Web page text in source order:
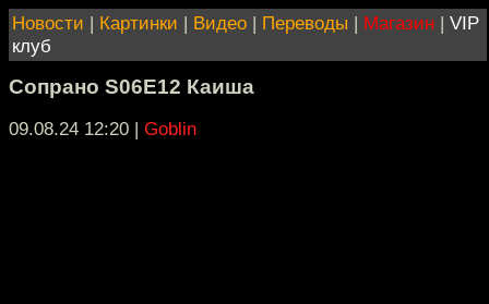
Новости | Картинки | Видео | Переводы | Магазин | VIP
клуб
Сопрано S06E12 Каиша
09.08.24 12:20 | Goblin